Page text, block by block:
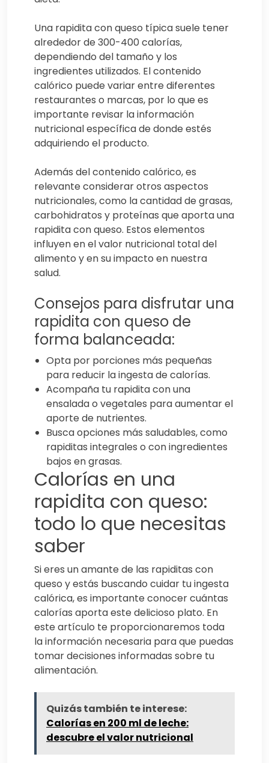
Una rapidita con queso típica suele tener
alrededor de 300-400 calorías,
dependiendo del tamaño y los
ingredientes utilizados. El contenido
calórico puede variar entre diferentes
restaurantes o marcas, por lo que es
importante revisar la información
nutricional específica de donde estés
adquiriendo el producto.
Además del contenido calórico, es
relevante considerar otros aspectos
nutricionales, como la cantidad de grasas,
carbohidratos y proteínas que aporta una
rapidita con queso. Estos elementos
influyen en el valor nutricional total del
alimento y en su impacto en nuestra
salud.
Consejos para disfrutar una
rapidita con queso de
forma balanceada:
Opta por porciones más pequeñas
para reducir la ingesta de calorías.
Acompaña tu rapidita con una
ensalada o vegetales para aumentar el
aporte de nutrientes.
Busca opciones más saludables, como
rapiditas integrales o con ingredientes
bajos en grasas.
Calorías en una
rapidita con queso:
todo lo que necesitas
saber
Si eres un amante de las rapiditas con
queso y estás buscando cuidar tu ingesta
calórica, es importante conocer cuántas
calorías aporta este delicioso plato. En
este artículo te proporcionaremos toda
la información necesaria para que puedas
tomar decisiones informadas sobre tu
alimentación.
Quizás también te interese:
Calorías en 200 ml de leche:
descubre el valor nutricional